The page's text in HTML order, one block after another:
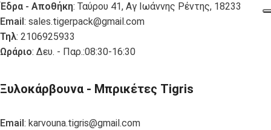
Έδρα - Αποθήκη: Ταύρου 41, Αγ Ιωάννης Ρέντης, 18233
Email : sales.tigerpack@gmail.com
Τηλ: 2106925933
Ωράριο: Δευ. - Παρ.:08:30-16:30
Ξυλοκάρβουνα - Μπρικέτες Tigris
Email : karvouna.tigris@gmail.com